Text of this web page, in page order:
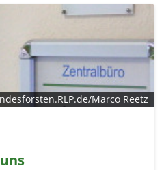
Marco Reetz